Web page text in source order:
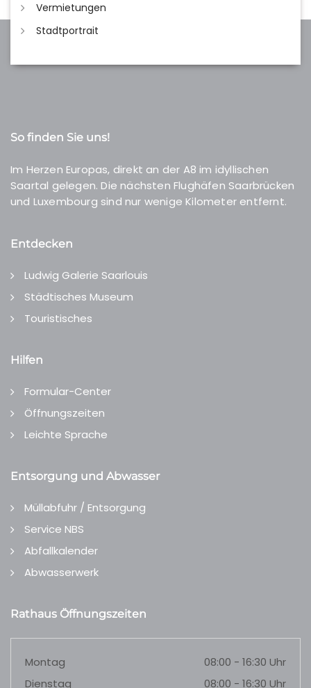
Vermietungen
Stadtportrait
So finden Sie uns!
Im Herzen Europas, direkt an der A8 im idyllischen
Saartal gelegen. Die nächsten Flughäfen Saarbrücken
und Luxembourg sind nur wenige Kilometer entfernt.
Entdecken
Ludwig Galerie Saarlouis
Städtisches Museum
Touristisches
Hilfen
Formular-Center
Öffnungszeiten
Leichte Sprache
Entsorgung und Abwasser
Müllabfuhr / Entsorgung
Service NBS
Abfallkalender
Abwasserwerk
Rathaus Öffnungszeiten
Montag
08:00 - 16:30 Uhr
Dienstag
08:00 - 16:30 Uhr